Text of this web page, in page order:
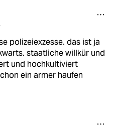
polizeiexzesse. das ist ja
staatliche willkür und
und hochkultiviert
ein armer haufen